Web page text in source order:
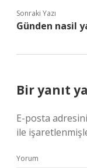
Sonraki Yazı
Günden nasil
Bir yanıt
E-posta
ile
Yorum